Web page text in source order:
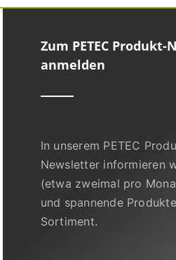
Zum PETEC
anmelden
In unserem PETEC
Newsletter informieren
(etwa zweimal pro
und spannende
Sortiment.